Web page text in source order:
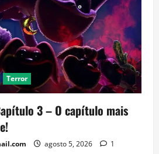
Terror
3 – O capítulo mais
agosto 5, 2026 1